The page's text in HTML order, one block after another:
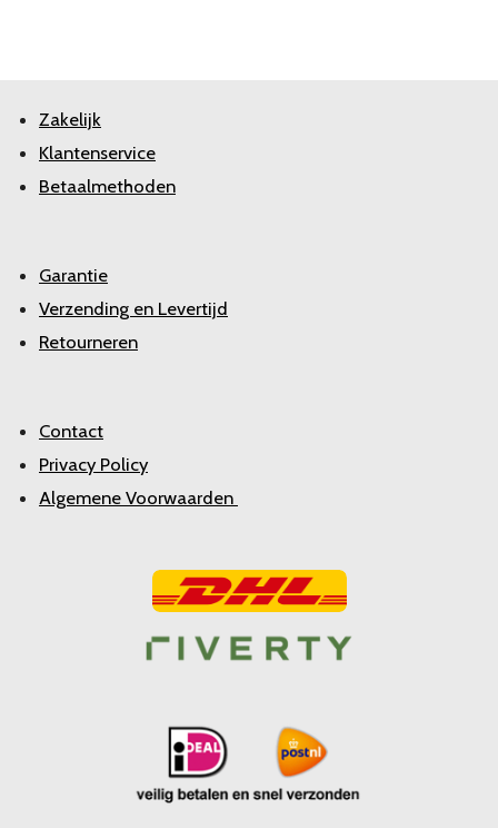
Zakelijk
Klantenservice
Betaalmethoden
Garantie
Verzending en Levertijd
Retourneren
Contact
Privacy Policy
Algemene Voorwaarden